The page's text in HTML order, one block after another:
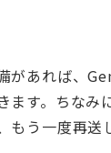
があれば、
ます。ちなみ
もう一度再送